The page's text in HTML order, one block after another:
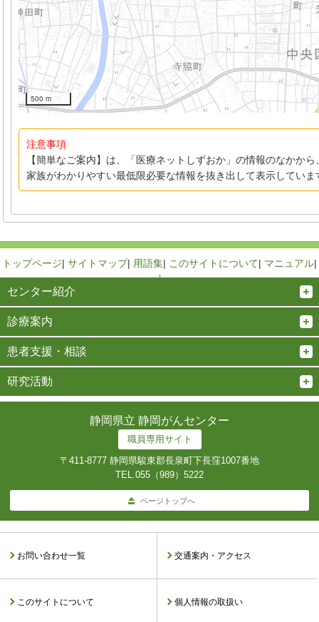
500 m
注意事項
【簡単なご案内】は、「医療ネットしずおか」の情報のなかか
家族がわかりやすい最低限必要な情報を抜き出して表示していま
トップページ| サイトマップ| 用語集| このサイトについて| マニュアル|
↑
センター紹介
診療案内
患者支援・相談
研究活動
静岡県立 静岡がんセンター
職員専用サイト
〒411-8777 静岡県駿東郡長泉町下長窪1007番地
TEL.055（989）5222
ページトップへ
お問い合わせ一覧 交通案内・アクセス
このサイトについて 個人情報の取扱い